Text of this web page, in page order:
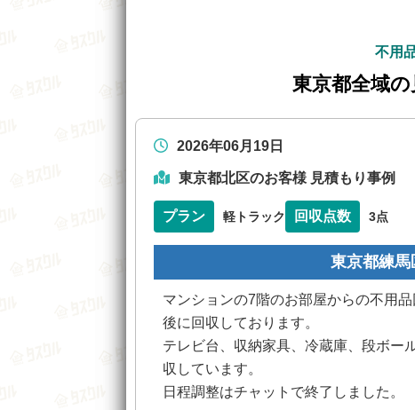
不用
東京都全域
2026年06月19日
東京都北区のお客様 見積もり事例
プラン 軽トラック 回収点数 3点
東京都練
マンションの7階のお部屋からの不用
後に回収しております。
テレビ台、収納家具、冷蔵庫、段ボー
収しています。
日程調整はチャットで終了しました。